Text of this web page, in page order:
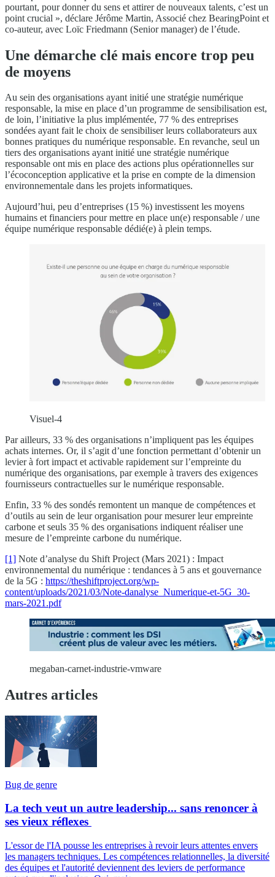
pourtant, pour donner du sens et attirer de nouveaux talents, c’est un
point crucial », déclare Jérôme Martin, Associé chez BearingPoint et
co-auteur, avec Loïc Friedmann (Senior manager) de l’étude.
Une démarche clé mais encore trop peu
de moyens
Au sein des organisations ayant initié une stratégie numérique
responsable, la mise en place d’un programme de sensibilisation est,
de loin, l’initiative la plus implémentée, 77 % des entreprises
sondées ayant fait le choix de sensibiliser leurs collaborateurs aux
bonnes pratiques du numérique responsable. En revanche, seul un
tiers des organisations ayant initié une stratégie numérique
responsable ont mis en place des actions plus opérationnelles sur
l’écoconception applicative et la prise en compte de la dimension
environnementale dans les projets informatiques.
Aujourd’hui, peu d’entreprises (15 %) investissent les moyens
humains et financiers pour mettre en place un(e) responsable / une
équipe numérique responsable dédié(e) à plein temps.
Visuel-4
Par ailleurs, 33 % des organisations n’impliquent pas les équipes
achats internes. Or, il s’agit d’une fonction permettant d’obtenir un
levier à fort impact et activable rapidement sur l’empreinte du
numérique des organisations, par exemple à travers des exigences
fournisseurs contractuelles sur le numérique responsable.
Enfin, 33 % des sondés remontent un manque de compétences et
d’outils au sein de leur organisation pour mesurer leur empreinte
carbone et seuls 35 % des organisations indiquent réaliser une
mesure de l’empreinte carbone du numérique.
[1] Note d’analyse du Shift Project (Mars 2021) : Impact
environnemental du numérique : tendances à 5 ans et gouvernance
de la 5G : https://theshiftproject.org/wp-
content/uploads/2021/03/Note-danalyse_Numerique-et-5G_30-
mars-2021.pdf
megaban-carnet-industrie-vmware
Autres articles
Bug de genre
La tech veut un autre leadership... sans renoncer à
ses vieux réflexes
L'essor de l'IA pousse les entreprises à revoir leurs attentes envers
les managers techniques. Les compétences relationnelles, la diversité
des équipes et l'autorité deviennent des leviers de performance